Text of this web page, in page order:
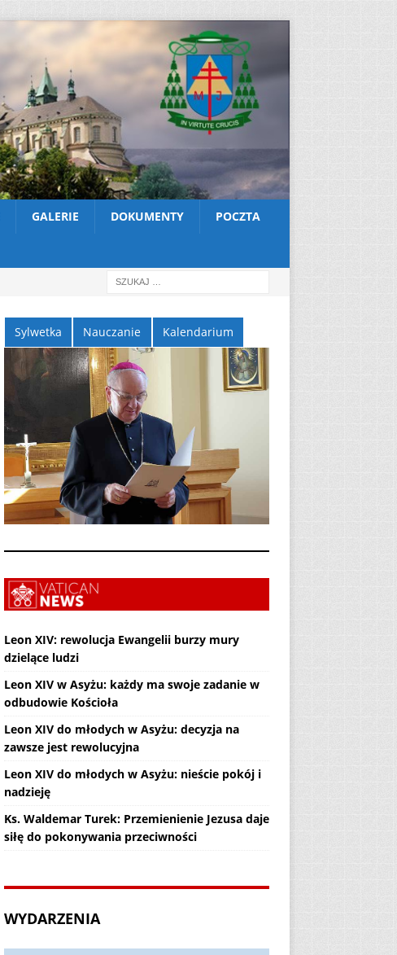
GALERIE DOKUMENTY POCZTA
Sylwetka Nauczanie Kalendarium
Leon XIV: rewolucja Ewangelii burzy mury
dzielące ludzi
Leon XIV w Asyżu: każdy ma swoje zadanie w
odbudowie Kościoła
Leon XIV do młodych w Asyżu: decyzja na
zawsze jest rewolucyjna
Leon XIV do młodych w Asyżu: nieście pokój i
nadzieję
Ks. Waldemar Turek: Przemienienie Jezusa daje
siłę do pokonywania przeciwności
WYDARZENIA